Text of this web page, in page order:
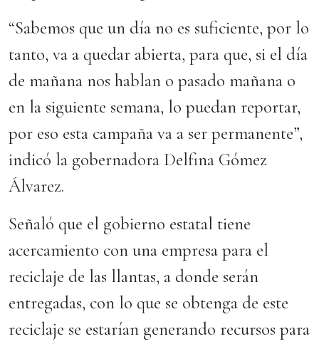
“Sabemos que un día no es suficiente, por lo
tanto, va a quedar abierta, para que, si el día
de mañana nos hablan o pasado mañana o
en la siguiente semana, lo puedan reportar,
por eso esta campaña va a ser permanente”,
indicó la gobernadora Delfina Gómez
Álvarez.
Señaló que el gobierno estatal tiene
acercamiento con una empresa para el
reciclaje de las llantas, a donde serán
entregadas, con lo que se obtenga de este
reciclaje se estarían generando recursos para